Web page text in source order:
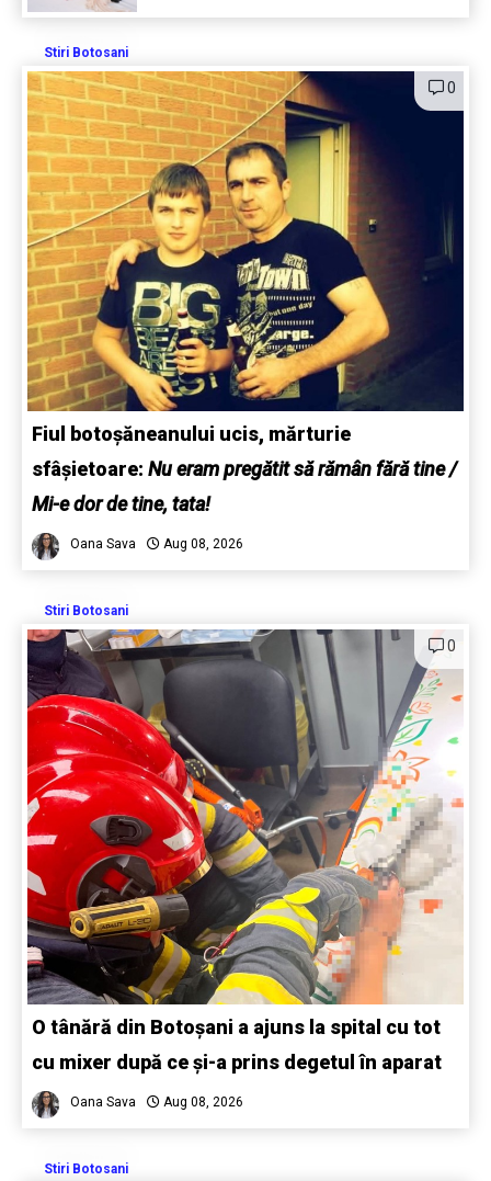
Stiri Botosani
0
Fiul botoșăneanului ucis, mărturie
sfâșietoare: Nu eram pregătit să rămân fără tine /
Mi-e dor de tine, tata!
Oana Sava Aug 08, 2026
Stiri Botosani
0
O tânără din Botoșani a ajuns la spital cu tot
cu mixer după ce și-a prins degetul în aparat
Oana Sava Aug 08, 2026
Stiri Botosani